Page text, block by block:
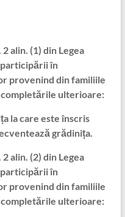
alin. (1) din Legea
în
provenind din familiile
ulterioare:
la care este înscris
grădinița.
alin. (2) din Legea
în
provenind din familiile
ulterioare: